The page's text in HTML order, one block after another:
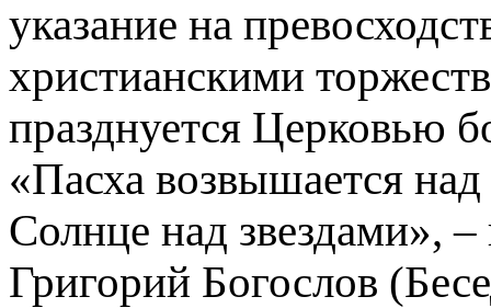
указа­ние на
христианскими
празднуется Церковью
«Пасха возвышается
Солнце над звезда­ми»,
Григорий Богослов